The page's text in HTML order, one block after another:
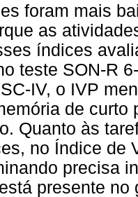
foram mais
as
índices
teste SON-R
IV, o IVP
de curto
Quanto às
no Índice de
precisa
presente no